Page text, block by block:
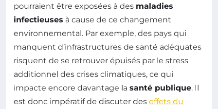
pourraient être exposées à des maladies
infectieuses à cause de ce changement
environnemental. Par exemple, des pays qui
manquent d’infrastructures de santé adéquates
risquent de se retrouver épuisés par le stress
additionnel des crises climatiques, ce qui
impacte encore davantage la santé publique. Il
est donc impératif de discuter des effets du